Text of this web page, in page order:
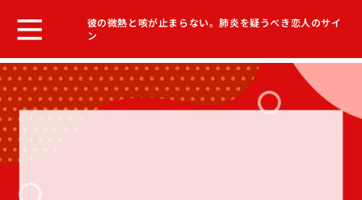
彼の微熱と咳が止まらない。肺炎を疑うべき恋人のサイ
ン